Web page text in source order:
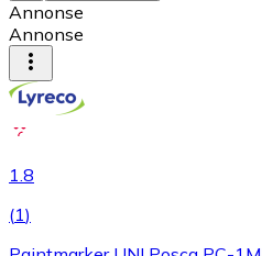
Annonse
Annonse
1.8
(1)